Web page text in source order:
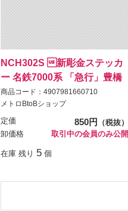
NCH302S 新彫金ステッカ
ー 名鉄7000系 「急行」豊橋
商品コード：4907981660710
メトロBtoBショップ
定価 850円
（税抜）
卸価格
取引中の会員のみ公開
在庫 残り 5 個